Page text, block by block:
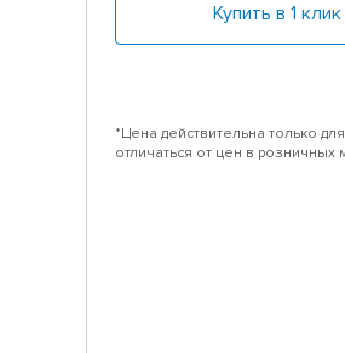
Купить в 1 клик
*Цена действительна только
отличаться от цен в розничных